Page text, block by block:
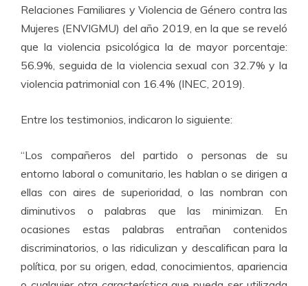
Relaciones Familiares y Violencia de Género contra las
Mujeres (ENVIGMU) del año 2019, en la que se reveló
que la violencia psicológica la de mayor porcentaje:
56.9%, seguida de la violencia sexual con 32.7% y la
violencia patrimonial con 16.4% (INEC, 2019).
Entre los testimonios, indicaron lo siguiente:
“Los compañeros del partido o personas de su
entorno laboral o comunitario, les hablan o se dirigen a
ellas con aires de superioridad, o las nombran con
diminutivos o palabras que las minimizan. En
ocasiones estas palabras entrañan contenidos
discriminatorios, o las ridiculizan y descalifican para la
política, por su origen, edad, conocimientos, apariencia